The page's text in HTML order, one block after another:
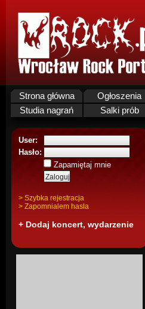
Strona główna Ogłoszenia
Studia nagrań
Salki prób
User:
Hasło:
Zapamiętaj mnie
> Szybka rejestracja
> Zapomnialem hasla
+ Dodaj koncert, wydarzenie